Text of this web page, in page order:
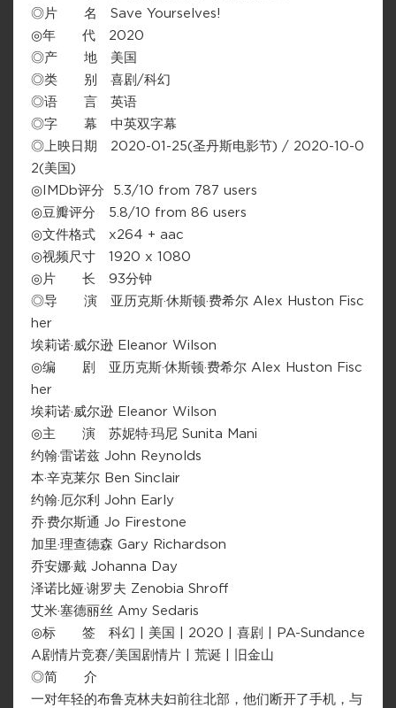
◎片 名 Save Yourselves!
◎年 代 2020
◎产 地 美国
◎类 别 喜剧/科幻
◎语 言 英语
◎字 幕 中英双字幕
◎上映日期 2020-01-25(圣丹斯电影节) / 2020-10-0
2(美国)
◎IMDb评分 5.3/10 from 787 users
◎豆瓣评分 5.8/10 from 86 users
◎文件格式 x264 + aac
◎视频尺寸 1920 x 1080
◎片 长 93分钟
◎导 演 亚历克斯·休斯顿·费希尔 Alex Huston Fisc
her
埃莉诺·威尔逊 Eleanor Wilson
◎编 剧 亚历克斯·休斯顿·费希尔 Alex Huston Fisc
her
埃莉诺·威尔逊 Eleanor Wilson
◎主 演 苏妮特·玛尼 Sunita Mani
约翰·雷诺兹 John Reynolds
本·辛克莱尔 Ben Sinclair
约翰·厄尔利 John Early
乔·费尔斯通 Jo Firestone
加里·理查德森 Gary Richardson
乔安娜·戴 Johanna Day
泽诺比娅·谢罗夫 Zenobia Shroff
艾米·塞德丽丝 Amy Sedaris
◎标 签 科幻 | 美国 | 2020 | 喜剧 | PA-Sundance
A剧情片竞赛/美国剧情片 | 荒诞 | 旧金山
◎简 介
一对年轻的布鲁克林夫妇前往北部，他们断开了手机，与